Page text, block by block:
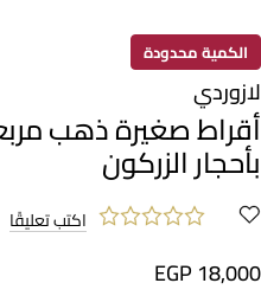
الكمية محدودة
لازوردي
بأحجار الزركون
اكتب تعليقًا
EGP 18,000